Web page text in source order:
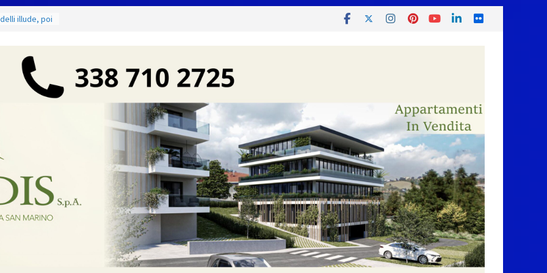
illude, poi
del
di
al 15
18 agosto